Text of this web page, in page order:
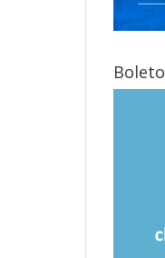
Boleto